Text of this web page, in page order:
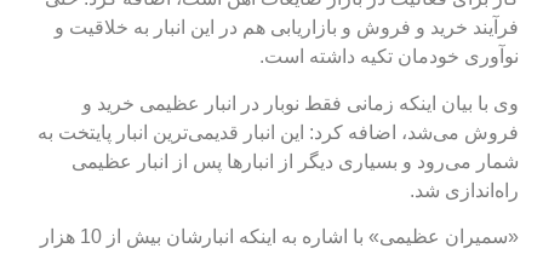
فرآیند خرید و فروش و بازاریابی هم در این انبار به خلاقیت و
نوآوری خودمان تکیه داشته است.
وی با بیان اینکه زمانی فقط نوبار در انبار عظیمی خرید و
فروش می‌شد، اضافه کرد: این انبار قدیمی‌ترین انبار پایتخت به
شمار می‌رود و بسیاری دیگر از انبارها پس از انبار عظیمی
راه‌اندازی شد.
«سمیران عظیمی» با اشاره به اینکه انبارشان بیش از 10 هزار